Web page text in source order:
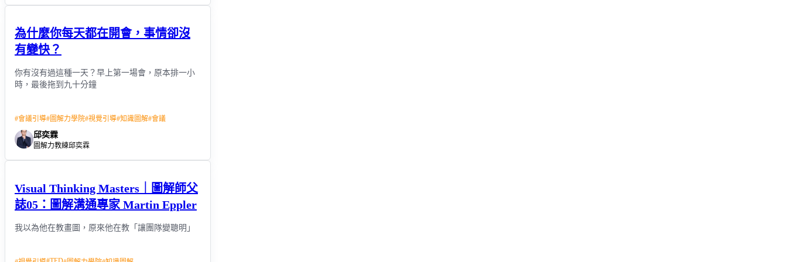
為什麼你每天都在開會，事情卻沒
有變快？
你有沒有過這種一天？早上第一場會，原本排一小
時，最後拖到九十分鐘
#會議引導#圖解力學院#視覺引導#知識圖解#會議
邱奕霖
圖解力教練邱奕霖
Visual Thinking Masters｜圖解師父
誌05：圖解溝通專家 Martin Eppler
我以為他在教畫圖，原來他在教「讓團隊變聰明」